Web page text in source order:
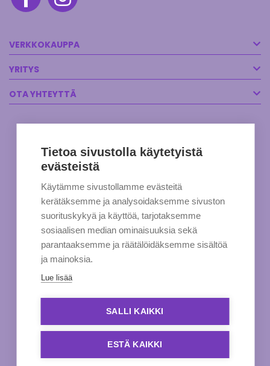
VERKKOKAUPPA
YRITYS
OTA YHTEYTTÄ
Tietoa sivustolla käytetyistä
evästeistä
Käytämme sivustollamme evästeitä
kerätäksemme ja analysoidaksemme sivuston
suorituskykyä ja käyttöä, tarjotaksemme
sosiaalisen median ominaisuuksia sekä
parantaaksemme ja räätälöidäksemme sisältöä
ja mainoksia.
Lue lisää
SALLI KAIKKI
ESTÄ KAIKKI